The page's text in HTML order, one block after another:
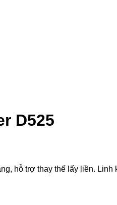
D525
hỗ trợ thay thế lấy liền.